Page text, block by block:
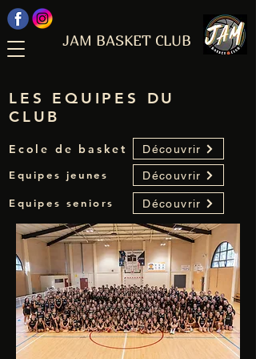
JAM BASKET CLUB
LES EQUIPES DU
CLUB
Ecole de basket Découvrir
Equipes jeunes Découvrir
Equipes seniors Découvrir